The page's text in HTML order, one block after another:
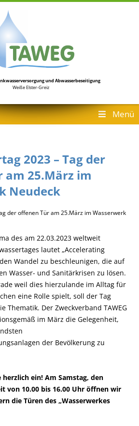
und Abwasserbeseitigung
Weiße Elster-Greiz
Menü
2023 – Tag der
am 25.März im
Neudeck
der offenen Tür am 25.März im Wasserwerk
des am 22.03.2023 weltweit
lautet „Accelerating
Wandel zu beschleunigen, die auf
Wasser- und Sanitärkrisen zu lösen.
weil dies hierzulande im Alltag für
eine Rolle spielt, soll der Tag
Thematik. Der Zweckverband TAWEG
im März die Gelegenheit,
der Bevölkerung zu
herzlich ein! Am Samstag, den
von 10.00 bis 16.00 Uhr öffnen wir
die Türen des „Wasserwerkes